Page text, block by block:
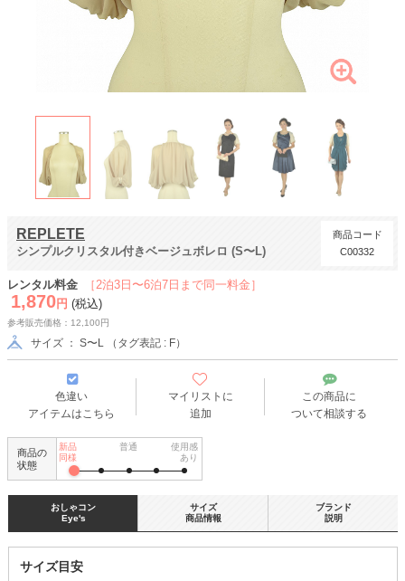
REPLETE
シンプルクリスタル付きベージュボレロ (S〜L)
商品コード
C00332
［2泊3日〜6泊7日まで同一料金］
レンタル料金
1,870 円 (税込)
参考販売価格：12,100円
サイズ ： S〜L （タグ表記 : F）
色違い
アイテムはこちら
マイリストに
追加
この商品に
ついて相談する
商品の
状態
新品
同様
普通
使用感
あり
おしゃコン
Eye's
サイズ目安
サイズ
商品情報
ブランド
説明